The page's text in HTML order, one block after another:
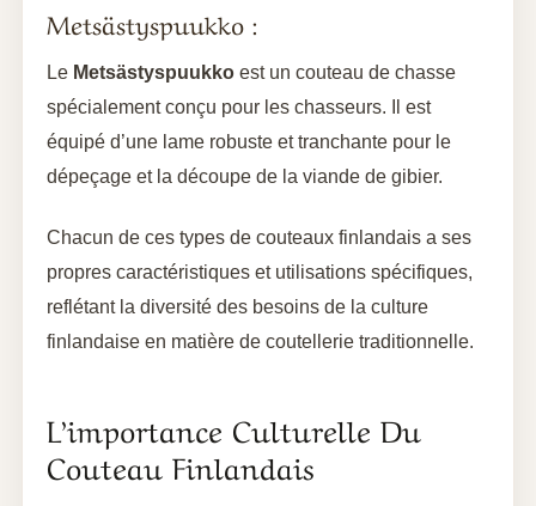
Metsästyspuukko :
Le Metsästyspuukko est un couteau de chasse
spécialement conçu pour les chasseurs. Il est
équipé d’une lame robuste et tranchante pour le
dépeçage et la découpe de la viande de gibier.
Chacun de ces types de couteaux finlandais a ses
propres caractéristiques et utilisations spécifiques,
reflétant la diversité des besoins de la culture
finlandaise en matière de coutellerie traditionnelle.
L’importance Culturelle Du
Couteau Finlandais